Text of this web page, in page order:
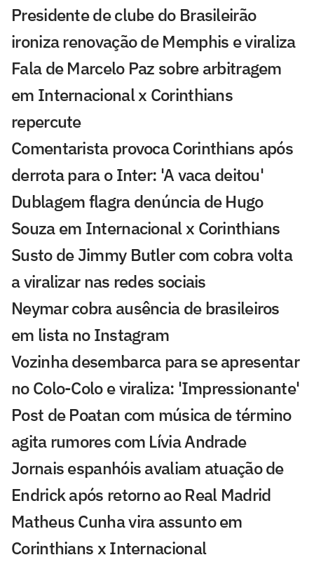
Presidente de clube do Brasileirão
ironiza renovação de Memphis e viraliza
Fala de Marcelo Paz sobre arbitragem
em Internacional x Corinthians
repercute
Comentarista provoca Corinthians após
derrota para o Inter: 'A vaca deitou'
Dublagem flagra denúncia de Hugo
Souza em Internacional x Corinthians
Susto de Jimmy Butler com cobra volta
a viralizar nas redes sociais
Neymar cobra ausência de brasileiros
em lista no Instagram
Vozinha desembarca para se apresentar
no Colo-Colo e viraliza: 'Impressionante'
Post de Poatan com música de término
agita rumores com Lívia Andrade
Jornais espanhóis avaliam atuação de
Endrick após retorno ao Real Madrid
Matheus Cunha vira assunto em
Corinthians x Internacional